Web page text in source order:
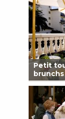
Petit